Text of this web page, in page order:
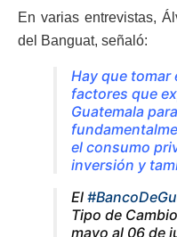
En varias entrevistas,
del Banguat, señaló:
Hay que tomar
factores que
Guatemala
el consumo
inversión y
El
Tipo de
mayo al 06 de